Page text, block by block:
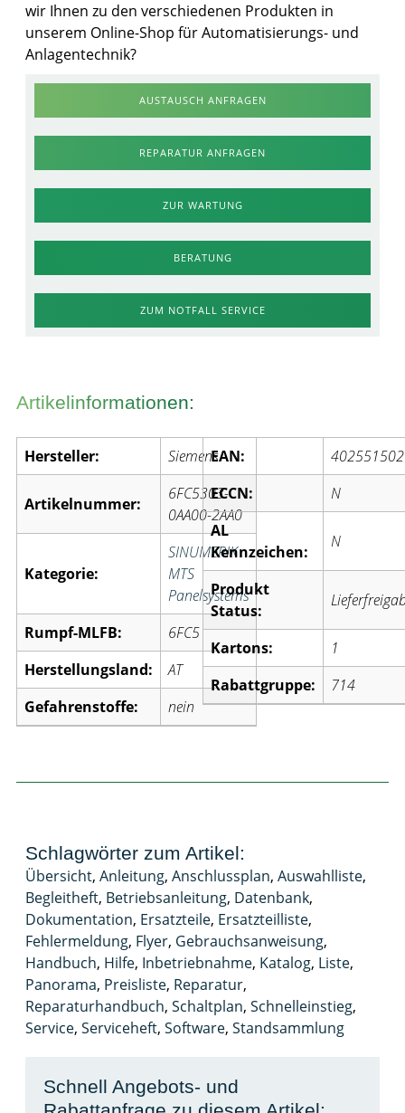
wir Ihnen zu den verschiedenen Produkten in
unserem Online-Shop für Automatisierungs- und
Anlagentechnik?
AUSTAUSCH ANFRAGEN
REPARATUR ANFRAGEN
ZUR WARTUNG
BERATUNG
ZUM NOTFALL SERVICE
Artikelinformationen:
Hersteller: Siemens
Artikelnummer:
6FC5303-
0AA00-2AA0
Kategorie:
SINUMERIK
MTS
Panelsystems
Rumpf-MLFB:
6FC5
Herstellungsland:
AT
Gefahrenstoffe:
nein
EAN:
ECCN:
N
AL
Kennzeichen:
N
Produkt
Status:
Kartons:
1
Rabattgruppe:
714
Schlagwörter zum Artikel:
Übersicht, Anleitung, Anschlussplan, Auswahlliste,
Begleitheft, Betriebsanleitung, Datenbank,
Dokumentation, Ersatzteile, Ersatzteilliste,
Fehlermeldung, Flyer, Gebrauchsanweisung,
Handbuch, Hilfe, Inbetriebnahme, Katalog, Liste,
Panorama, Preisliste, Reparatur,
Reparaturhandbuch, Schaltplan, Schnelleinstieg,
Service, Serviceheft, Software, Standsammlung
Schnell Angebots- und